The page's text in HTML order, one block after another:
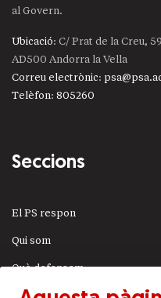
al Govern.
Ubicació: C/ Prat de la Creu,
AD500 Andorra la Vella
Correu electrònic:
Telèfon: 805260
Seccions
El PS respon
Qui som
Què defensem
Actualitat